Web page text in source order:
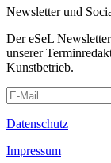
Newsletter und
Der eSeL
unserer
Kunstbetrieb.
Datenschutz
Impressum